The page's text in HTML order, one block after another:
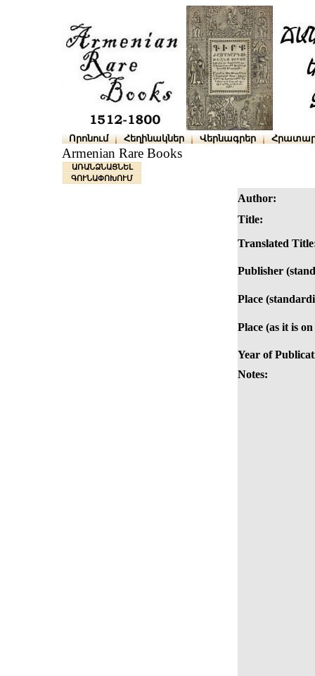
Որոնում Հեղինակներ Վերնագրեր
Armenian Rare Books
ԱՌԱՆՁՆԱՑՆԵԼ
ԳՈՒՆԱՓՈԽՈՒՄ
Author:
Title:
Translated
Publisher
Place
Place (as it is
Year of
Notes: